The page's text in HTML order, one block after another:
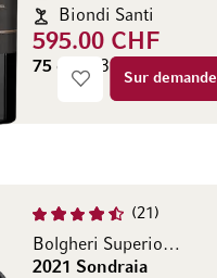
Biondi Santi
595.00 CHF
75 cl (793.33 CHF / l)
Sur demande
21
Bolgheri Superiore DOC
2021 Sondraia